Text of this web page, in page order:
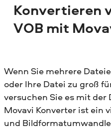
Konvertieren
VOB mit
Wenn Sie mehrere
oder Ihre Datei zu groß
versuchen Sie es mit
Movavi Konverter ist ein
und